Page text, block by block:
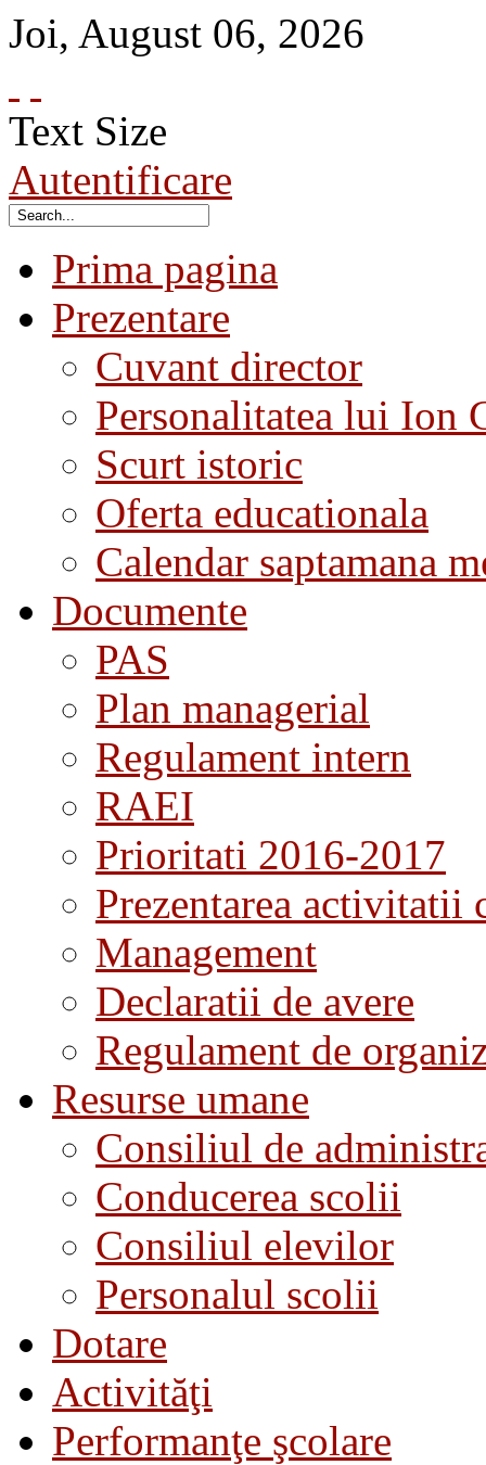
Joi, August 06, 2026
Text Size
Autentificare
Prima pagina
Prezentare
Cuvant director
Personalitatea lui Ion
Scurt istoric
Oferta educationala
Calendar saptamana
Documente
PAS
Plan managerial
Regulament intern
RAEI
Prioritati 2016-2017
Prezentarea activitatii
Management
Declaratii de avere
Regulament de
Resurse umane
Consiliul de
Conducerea scolii
Consiliul elevilor
Personalul scolii
Dotare
Activităţi
Performanţe şcolare